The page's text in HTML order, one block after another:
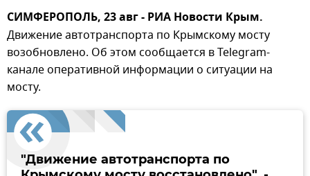
СИМФЕРОПОЛЬ, 23 авг - РИА Новости Крым.
Движение автотранспорта по Крымскому мосту
возобновлено. Об этом сообщается в Telegram-
канале оперативной информации о ситуации на
мосту.
"Движение автотранспорта по